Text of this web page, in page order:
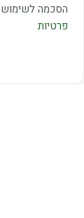
הסכמה לשימוש
פרטיות
שבת